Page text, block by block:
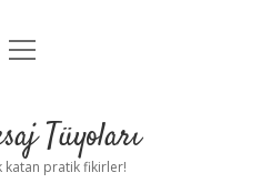
Uyarı
menüyü
Tüyoları
katan pratik fikirler!